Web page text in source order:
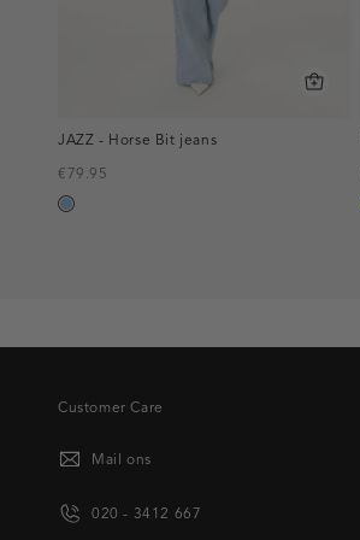
JAZZ - Horse Bit jeans
€79.95
blauw,
Customer Care
Mail ons
020 - 3412 667